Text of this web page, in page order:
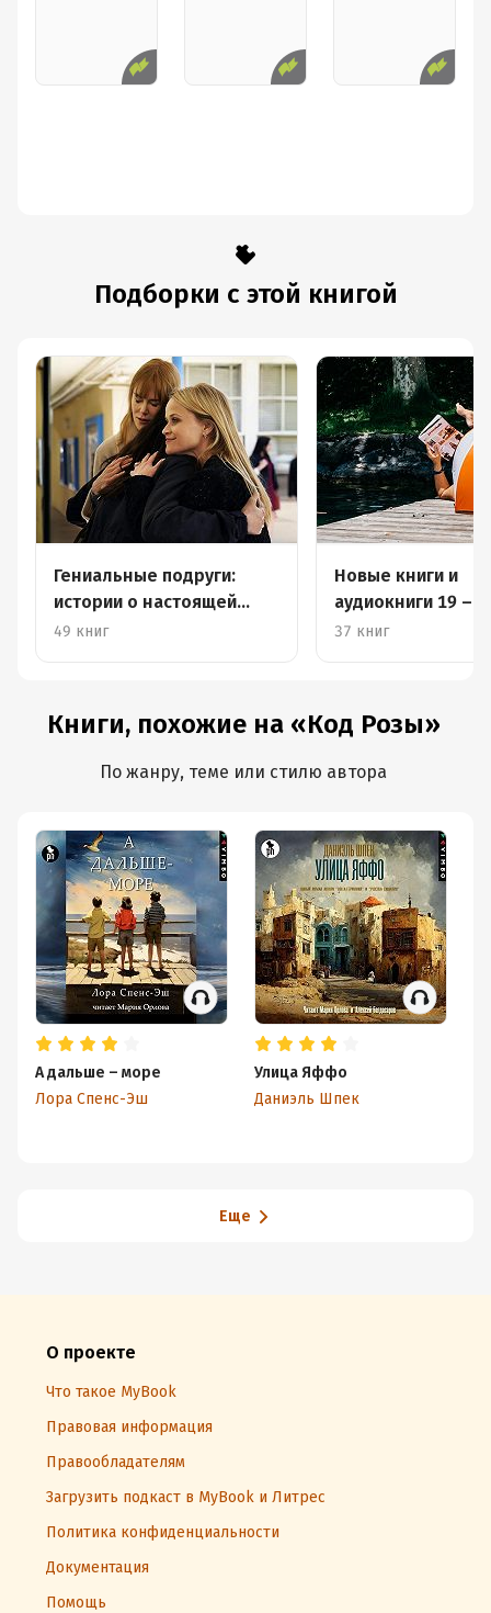
Подборки с этой книгой
Гениальные подруги:
истории о настоящей
женской дружбе
49 книг
Новые книги и
аудиокниги 19 –
37 книг
Книги, похожие на «Код Розы»
По жанру, теме или стилю автора
А дальше – море
Лора Спенс-Эш
Улица Яффо
Даниэль Шпек
Еще
О проекте
Что такое MyBook
Правовая информация
Правообладателям
Загрузить подкаст в MyBook и Литрес
Политика конфиденциальности
Документация
Помощь